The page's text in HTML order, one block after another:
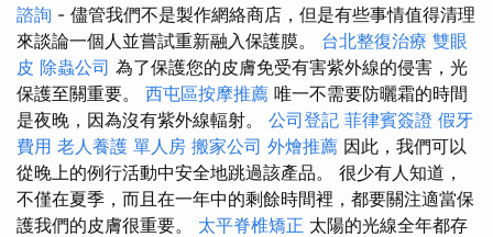
諮詢 - 儘管我們不是製作網絡商店，但是有些事情值得清理
來談論一個人並嘗試重新融入保護膜。 台北整復治療 雙眼
皮 除蟲公司 為了保護您的皮膚免受有害紫外線的侵害，光
保護至關重要。 西屯區按摩推薦 唯一不需要防曬霜的時間
是夜晚，因為沒有紫外線輻射。 公司登記 菲律賓簽證 假牙
費用 老人養護 單人房 搬家公司 外燴推薦 因此，我們可以
從晚上的例行活動中安全地跳過該產品。 很少有人知道，
不僅在夏季，而且在一年中的剩餘時間裡，都要關注適當保
護我們的皮膚很重要。 太平脊椎矯正 太陽的光線全年都存